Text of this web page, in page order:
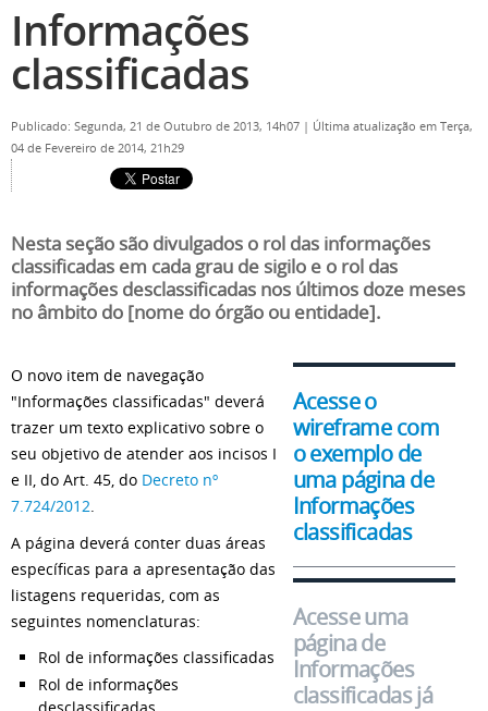
Informações
classificadas
Publicado: Segunda, 21 de Outubro de 2013, 14h07 | Última atualização em Terça,
04 de Fevereiro de 2014, 21h29
Nesta seção são divulgados o rol das informações
classificadas em cada grau de sigilo e o rol das
informações desclassificadas nos últimos doze meses
no âmbito do [nome do órgão ou entidade].
Acesse o
wireframe com
o exemplo de
uma página de
Informações
classificadas
Acesse uma
página de
Informações
classificadas já
O novo item de navegação
"Informações classificadas" deverá
trazer um texto explicativo sobre o
seu objetivo de atender aos incisos I
e II, do Art. 45, do Decreto nº
7.724/2012.
A página deverá conter duas áreas
específicas para a apresentação das
listagens requeridas, com as
seguintes nomenclaturas:
Rol de informações classificadas
Rol de informações
desclassificadas